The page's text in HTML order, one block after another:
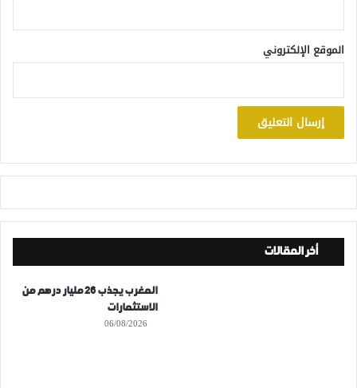
الموقع الإلكتروني
أخر المقالات
المغرب يجذب 26 مليار درهم من
الاستثمارات
06/08/2026